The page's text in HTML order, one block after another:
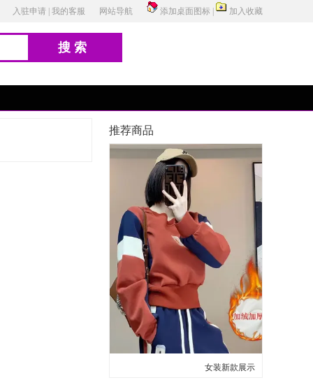
入驻申请 我的客服 网站导航 添加桌面图标 加入收藏
搜索
推荐商品
女装新款展示